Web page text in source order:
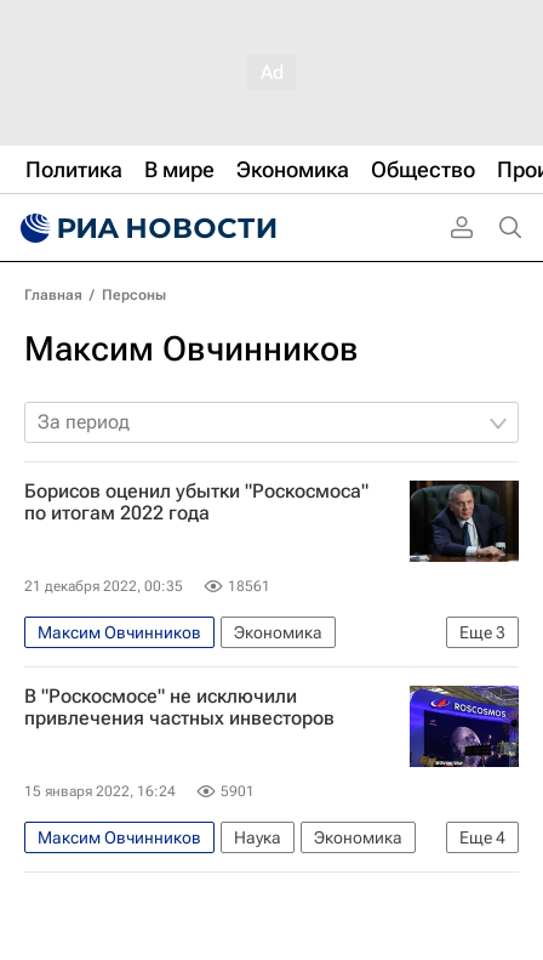
Политика В мире Экономика Общество
Главная / Персоны
Максим Овчинников
За период
Борисов оценил убытки "Роскосмоса"
по итогам 2022 года
21 декабря 2022, 00:35 18561
Еще3
Максим Овчинников
Экономика
Юрий Борисов (сенатор)
Украина
Роскосмос
В "Роскосмосе" не исключили
привлечения частных инвесторов
15 января 2022, 16:24 5901
Еще4
Максим Овчинников Наука
Экономика
Дмитрий Рогозин
Роскосмос